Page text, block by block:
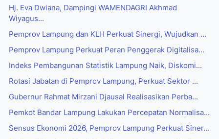
Hj. Eva Dwiana, Dampingi WAMENDAGRI Akhmad
Wiyagus...
Pemprov Lampung dan KLH Perkuat Sinergi, Wujudkan ...
Pemprov Lampung Perkuat Peran Penggerak Digitalisa...
Indeks Pembangunan Statistik Lampung Naik, Diskomi...
Rotasi Jabatan di Pemprov Lampung, Perkuat Sektor ...
Gubernur Rahmat Mirzani Djausal Realisasikan Perba...
Pemkot Bandar Lampung Lakukan Percepatan Normalisa...
Sensus Ekonomi 2026, Pemprov Lampung Perkuat Siner...